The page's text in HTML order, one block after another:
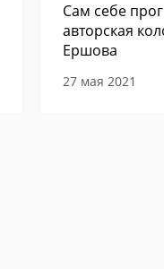
Сам себе
авторская
Ершова
27 мая 2021